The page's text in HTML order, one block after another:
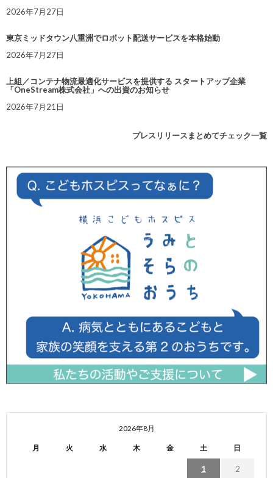
2026年7月27日
東京ミッドタウン八重洲でロボット配送サービスを本格始動
2026年7月27日
上組／コンテナ物流最適化サービスを提供する スタートアップ企業
「OneStream株式会社」への出資のお知らせ
2026年7月21日
プレスリリースまとめてチェック一覧
2026年8月
月 火 水 木 金 土 日
1 2